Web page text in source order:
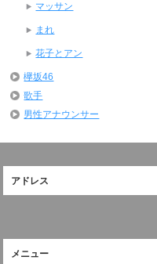
マッサン
まれ
花子とアン
欅坂46
歌手
男性アナウンサー
アドレス
メニュー